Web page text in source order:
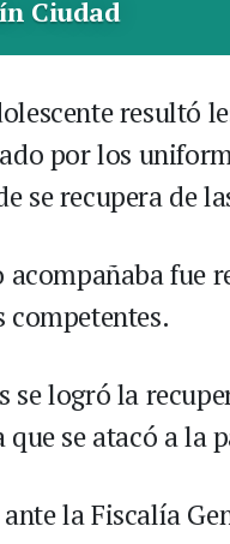
Ciudad
resultó
por los
se recupera de
fue
competentes.
se logró la
se atacó a la
la Fiscalía